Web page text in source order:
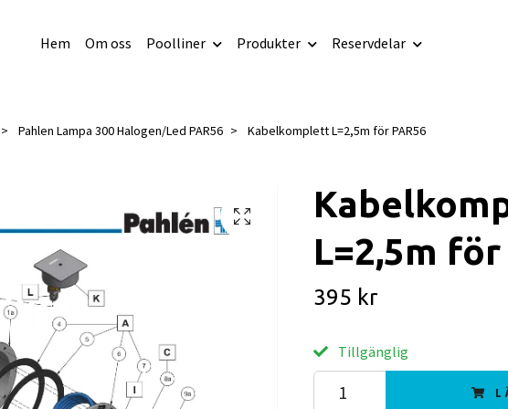
Hem Om oss Poolliner Produkter Reservdelar
Pahlen Lampa 300 Halogen/Led PAR56 Kabelkomplett L=2,5m för PAR56
L=2,5m för
395 kr
Tillgänglig